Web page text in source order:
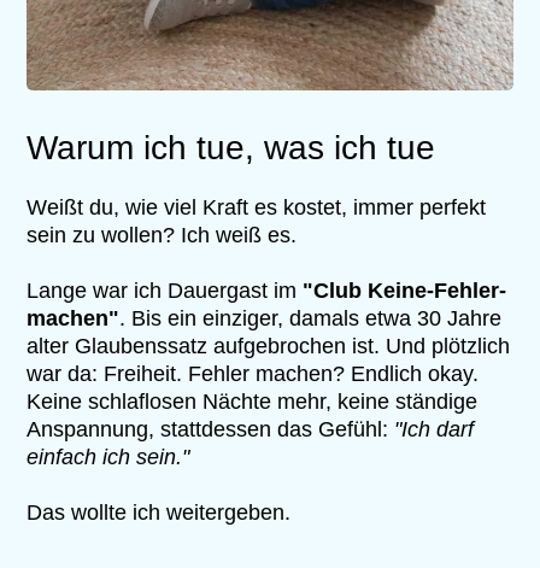
Warum ich tue, was ich tue
Weißt du, wie viel Kraft es kostet, immer perfekt
sein zu wollen? Ich weiß es.
Lange war ich Dauergast im "Club Keine-Fehler-
machen". Bis ein einziger, damals etwa 30 Jahre
alter Glaubenssatz aufgebrochen ist. Und plötzlich
war da: Freiheit. Fehler machen? Endlich okay.
Keine schlaflosen Nächte mehr, keine ständige
Anspannung, stattdessen das Gefühl: "Ich darf
einfach ich sein."
Das wollte ich weitergeben.